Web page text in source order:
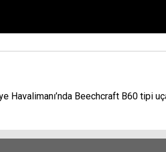
Havalimanı’nda Beechcraft B60 tipi